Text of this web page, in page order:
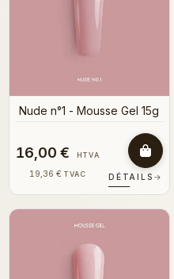
Nude n°1 - Mousse Gel 15g
16,00 € HTVA
19,36 € TVAC DÉTAILS →